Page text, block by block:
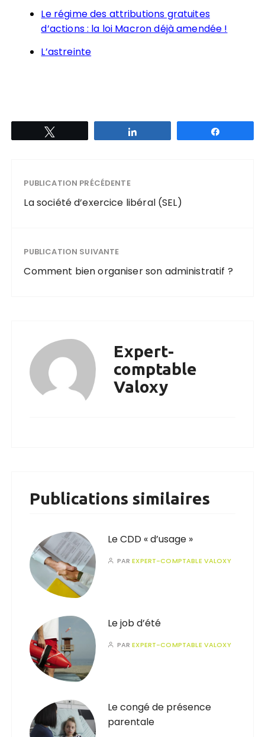
Le régime des attributions gratuites
d’actions : la loi Macron déjà amendée !
L’astreinte
PUBLICATION PRÉCÉDENTE
La société d’exercice libéral (SEL)
PUBLICATION SUIVANTE
Comment bien organiser son administratif ?
Expert-
comptable
Valoxy
Publications similaires
Le CDD « d’usage »
PAREXPERT-COMPTABLE VALOXY
Le job d’été
PAREXPERT-COMPTABLE VALOXY
Le congé de présence
parentale